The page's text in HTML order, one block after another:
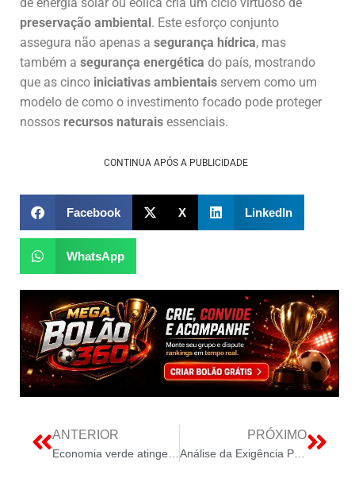
de energia solar ou eólica cria um ciclo virtuoso de
preservação ambiental . Este esforço conjunto
assegura não apenas a segurança hídrica, mas
também a segurança energética do país, mostrando
que as cinco iniciativas ambientais servem como um
modelo de como o investimento focado pode proteger
nossos recursos naturais essenciais.
CONTINUA APÓS A PUBLICIDADE
Facebook X LinkedIn
WhatsApp
ANTERIOR PRÓXIMO